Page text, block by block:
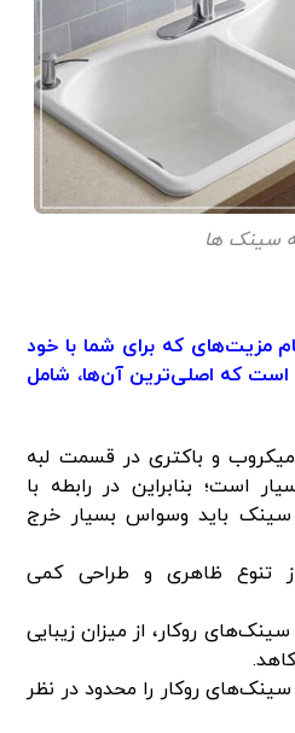
سینک ها
مزیت‌های که برای شما با خود
است که اصلی‌ترین آن‌ها، شامل
و باکتری در قسمت لبه
است؛ بنابراین در رابطه با
سینک باید وسواس بسیار خرج
تنوع ظاهری و طراحی کمی
روکار، از میزان زیبایی
روکار را محدود در نظر